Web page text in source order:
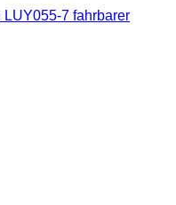
LUY055-7 fahrbarer